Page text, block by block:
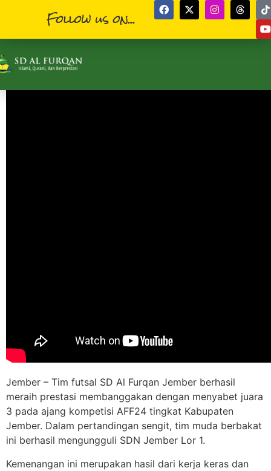
Follow us on...
Jember – Tim futsal SD Al Furqan Jember berhasil
meraih prestasi membanggakan dengan menyabet juara
3 pada ajang kompetisi AFF24 tingkat Kabupaten
Jember. Dalam pertandingan sengit, tim muda berbakat
ini berhasil mengungguli SDN Jember Lor 1.
Kemenangan ini merupakan hasil dari kerja keras dan